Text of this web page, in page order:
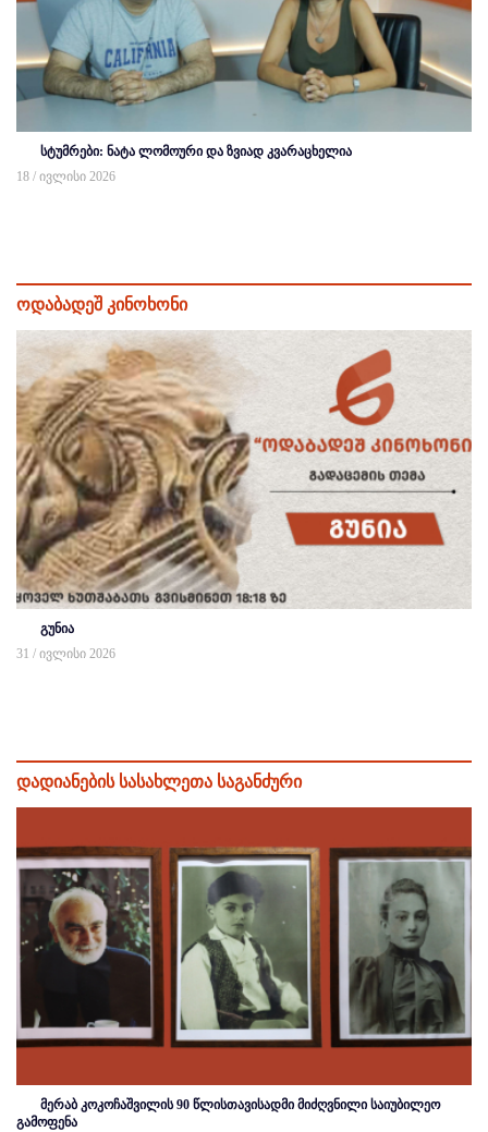
სტუმრები: ნატა ლომოური და ზვიად კვარაცხელია
18 / ივლისი 2026
ოდაბადეშ კინოხონი
გუნია
31 / ივლისი 2026
დადიანების სასახლეთა საგანძური
მერაბ კოკოჩაშვილის 90 წლისთავისადმი მიძღვნილი საიუბილეო
გამოფენა